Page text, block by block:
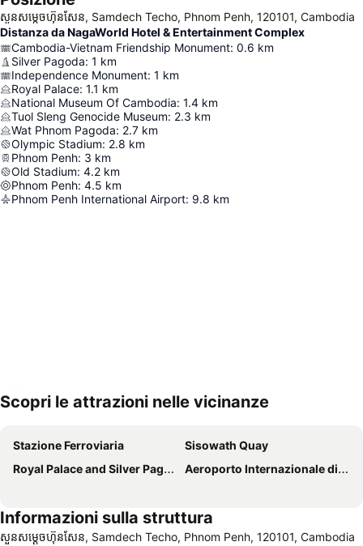
សួនសម្ដេចហ៊ុនសែន, Samdech Techo, Phnom Penh, 120101, Cambodia
Distanza da NagaWorld Hotel & Entertainment Complex
Cambodia-Vietnam Friendship Monument: 0.6 km
Silver Pagoda: 1 km
Independence Monument: 1 km
Royal Palace: 1.1 km
National Museum Of Cambodia: 1.4 km
Tuol Sleng Genocide Museum: 2.3 km
Wat Phnom Pagoda: 2.7 km
Olympic Stadium: 2.8 km
Phnom Penh: 3 km
Old Stadium: 4.2 km
Phnom Penh: 4.5 km
Phnom Penh International Airport: 9.8 km
Espandi mappa
Scopri le attrazioni nelle vicinanze
Stazione Ferroviaria
Sisowath Quay
Royal Palace and Silver Pagoda
Aeroporto Internazionale di Phnom Penh
Informazioni sulla struttura
សួនសម្ដេចហ៊ុនសែន, Samdech Techo, Phnom Penh, 120101, Cambodia